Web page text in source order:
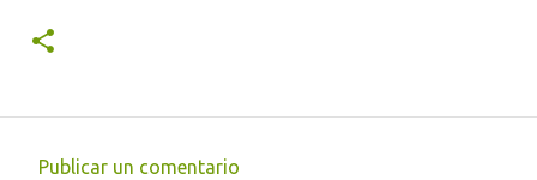
Publicar un comentario